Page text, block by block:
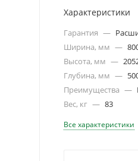
Характеристики
Гарантия —
Ширина, мм —
Высота, мм —
Глубина, мм —
Преимущества —
Вес, кг — 83
Все характеристики